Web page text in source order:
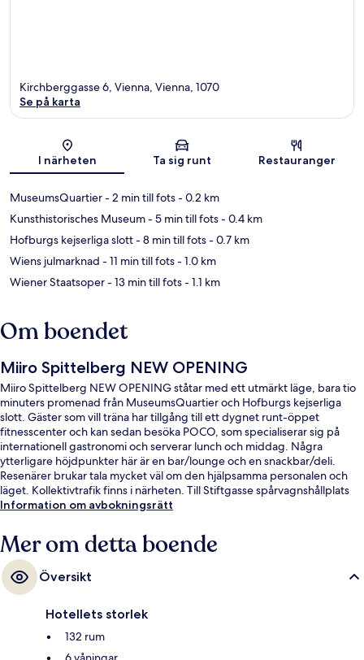
Karta
Kirchberggasse 6, Vienna, Vienna, 1070
Se på karta
I närheten Ta sig runt Restauranger
MuseumsQuartier- 2 min till fots- 0.2 km
Kunsthistorisches Museum- 5 min till fots- 0.4 km
Hofburgs kejserliga slott- 8 min till fots- 0.7 km
Wiens julmarknad - 11 min till fots- 1.0 km
Wiener Staatsoper- 13 min till fots- 1.1 km
Om boendet
Miiro Spittelberg NEW OPENING
Miiro Spittelberg NEW OPENING ståtar med ett utmärkt läge, bara tio
minuters promenad från MuseumsQuartier och Hofburgs kejserliga
slott. Gäster som vill träna har tillgång till ett dygnet runt-öppet
fitnesscenter och kan sedan besöka POCO, som specialiserar sig på
internationell gastronomi och serverar lunch och middag. Några
ytterligare höjdpunkter här är en bar/lounge och en snackbar/deli.
Resenärer brukar tala mycket väl om den hjälpsamma personalen och
läget. Kollektivtrafik finns i närheten. Till Stiftgasse spårvagnshållplats
tar det 2 minuter att gå och till Volkstheater U-Bahn är det 4 minuter.
Information om avbokningsrätt
Mer om detta boende
Översikt
Hotellets storlek
132 rum